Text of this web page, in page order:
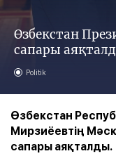
Өзбекстан
сапары
Politik
Өзбекстан
Мирзиёевтің
сапары аяқталды.